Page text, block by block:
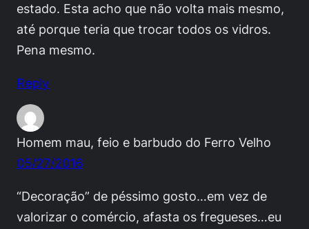
estado. Esta acho que não volta mais mesmo,
até porque teria que trocar todos os vidros.
Pena mesmo.
Reply
Homem mau, feio e barbudo do Ferro Velho
05/27/2016
“Decoração” de péssimo gosto…em vez de
valorizar o comércio, afasta os fregueses…eu